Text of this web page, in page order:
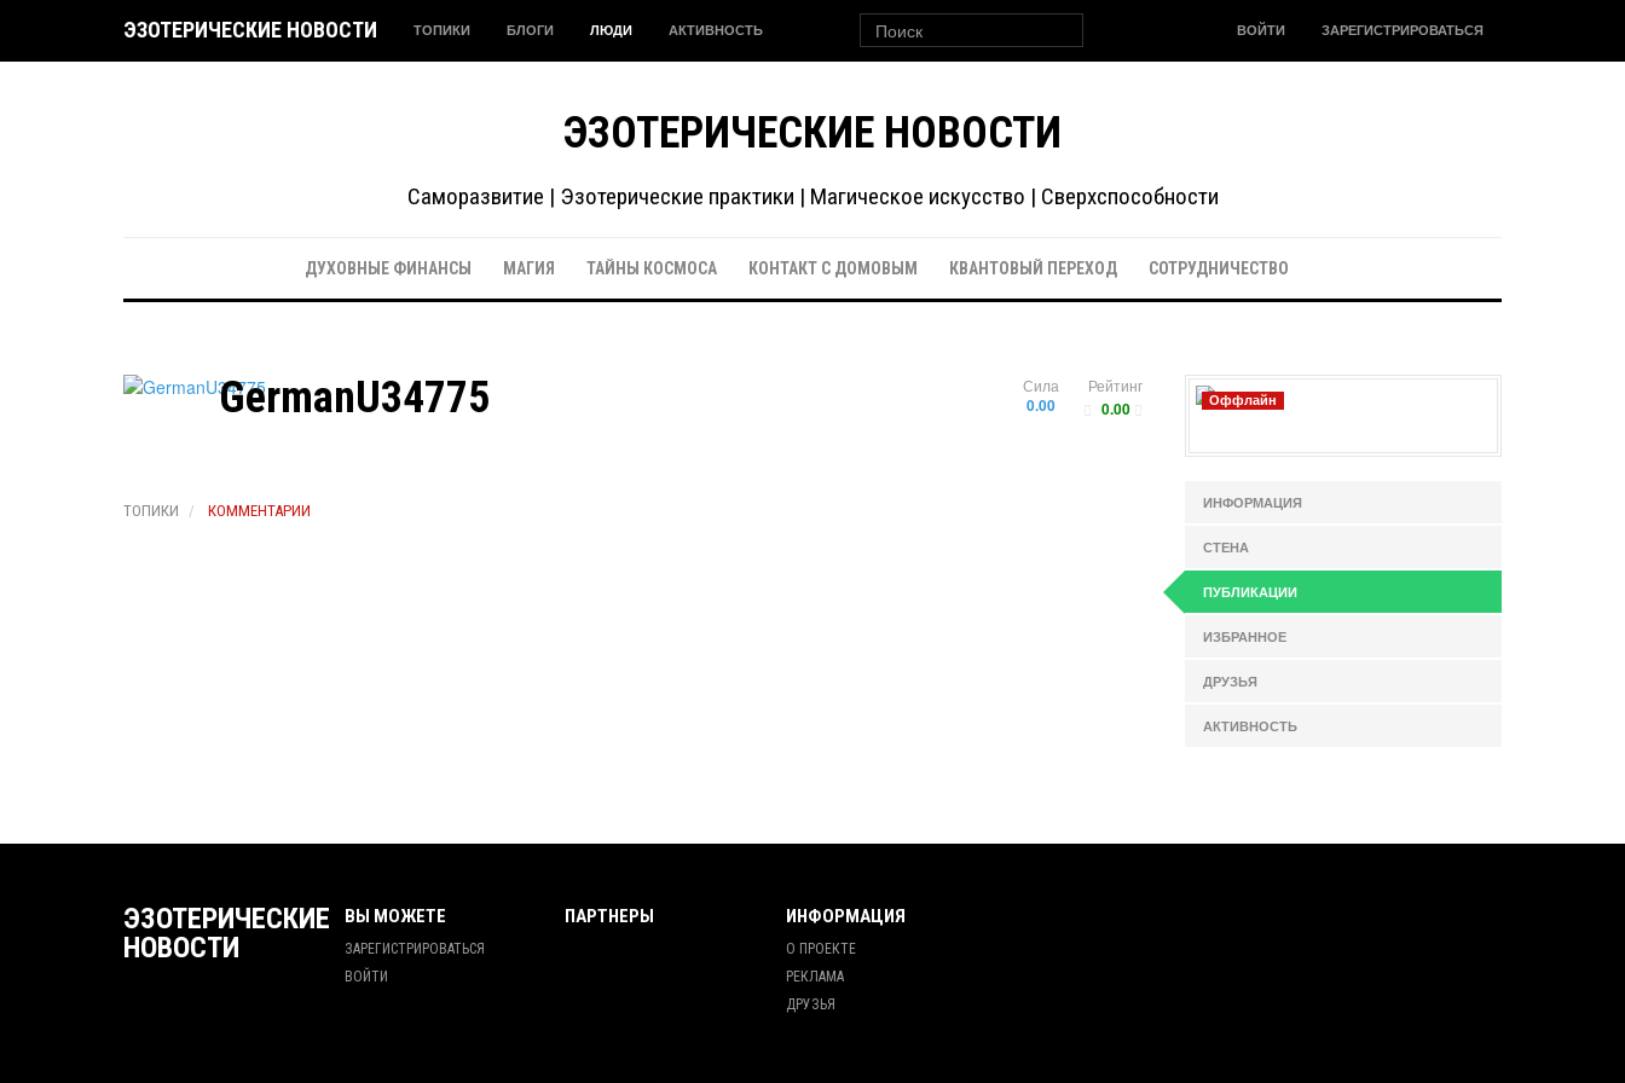
ЭЗОТЕРИЧЕСКИЕ НОВОСТИ ТОПИКИ БЛОГИ ЛЮДИ АКТИВНОСТЬ ВОЙТИ ЗАРЕГИСТРИРОВАТЬСЯ
ЭЗОТЕРИЧЕСКИЕ НОВОСТИ
Саморазвитие | Эзотерические практики | Магическое искусство | Сверхспособности
ДУХОВНЫЕ ФИНАНСЫ МАГИЯ ТАЙНЫ КОСМОСА КОНТАКТ С ДОМОВЫМ КВАНТОВЫЙ ПЕРЕХОД СОТРУДНИЧЕСТВО
Рейтинг
0.00
Сила
0.00
GermanU34775
ТОПИКИ КОММЕНТАРИИ
Оффлайн
ИНФОРМАЦИЯ
СТЕНА
ПУБЛИКАЦИИ
ИЗБРАННОЕ
ДРУЗЬЯ
АКТИВНОСТЬ
ЭЗОТЕРИЧЕСКИЕ
НОВОСТИ
ВЫ МОЖЕТЕ
ЗАРЕГИСТРИРОВАТЬСЯ
ВОЙТИ
ПАРТНЕРЫ ИНФОРМАЦИЯ
О ПРОЕКТЕ
РЕКЛАМА
ДРУЗЬЯ